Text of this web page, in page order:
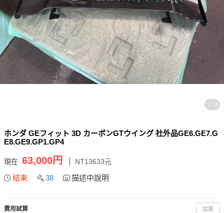
1 / 4
ホンダ GEフィット 3D カーボンGTウイング 社外品GE6.GE7.G
E8.GE9.GP1.GP4
現在 63,000円 NT13633元
結束 38 描述中說明
費用試算 試算